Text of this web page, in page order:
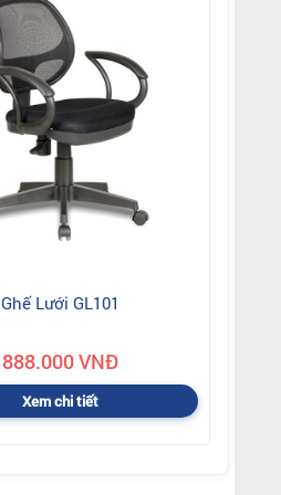
Ghế Lưới GL101
888.000 VNĐ
Xem chi tiết